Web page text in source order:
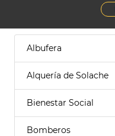
Albufera
Alquería de Solache
Bienestar Social
Bomberos